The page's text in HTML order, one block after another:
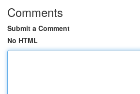
Comments
Submit a Comment
No HTML